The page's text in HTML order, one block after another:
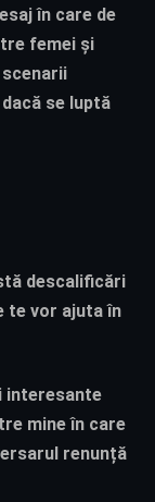
în care de
femei și
se luptă
descalificări
te vor ajuta în
interesante
mine în care
renunță